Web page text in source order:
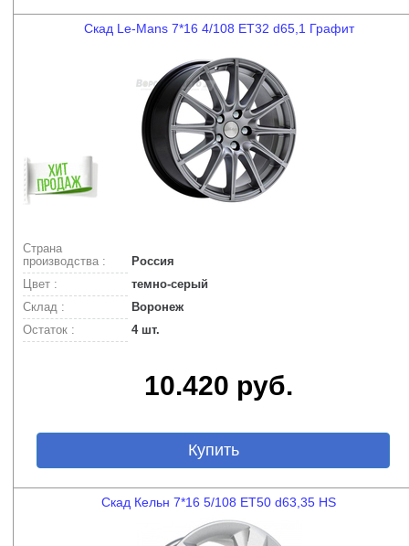
Скад Le-Mans 7*16 4/108 ET32 d65,1 Графит
Страна
производства :
Россия
Цвет :
темно-серый
Склад :
Воронеж
Остаток :
4 шт.
10.420 руб.
Купить
Скад Кельн 7*16 5/108 ET50 d63,35 HS